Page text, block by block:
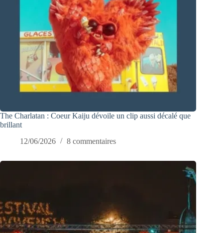
The Charlatan : Coeur Kaiju dévoile un clip aussi décalé que
brillant
12/06/2026
8 commentaires